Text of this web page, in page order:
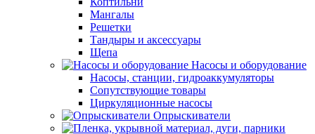
Мангалы
Решетки
Тандыры и аксессуары
Щепа
Насосы и оборудование
Насосы, станции, гидроаккумуляторы
Сопутствующие товары
Циркуляционные насосы
Опрыскиватели